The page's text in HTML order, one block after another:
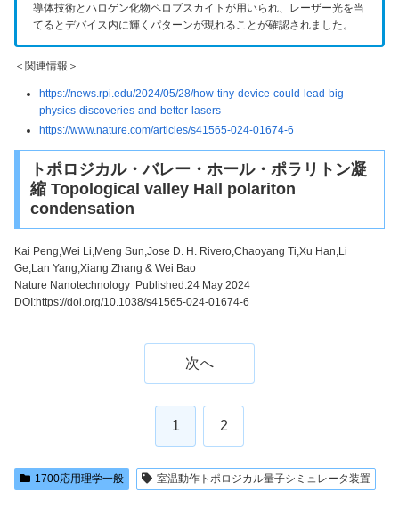
導体技術とハロゲン化物ペロブスカイトが用いられ、レーザー光を当
てるとデバイス内に輝くパターンが現れることが確認されました。
＜関連情報＞
https://news.rpi.edu/2024/05/28/how-tiny-device-could-lead-big-
physics-discoveries-and-better-lasers
https://www.nature.com/articles/s41565-024-01674-6
トポロジカル・バレー・ホール・ポラリトン凝
縮 Topological valley Hall polariton
condensation
Kai Peng,Wei Li,Meng Sun,Jose D. H. Rivero,Chaoyang Ti,Xu Han,Li
Ge,Lan Yang,Xiang Zhang & Wei Bao
Nature Nanotechnology Published:24 May 2024
DOI:https://doi.org/10.1038/s41565-024-01674-6
次へ
1 2
1700応用理学一般 室温動作トポロジカル量子シミュレータ装置